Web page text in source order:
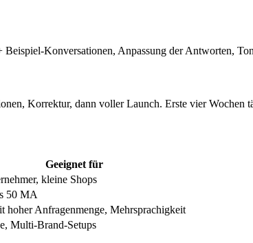
Konversationen, Anpassung der Antworten,
Korrektur, dann voller Launch. Erste vier
Geeignet für
kleine Shops
50 MA
hoher Anfragenmenge, Mehrsprachigkeit
Multi-Brand-Setups